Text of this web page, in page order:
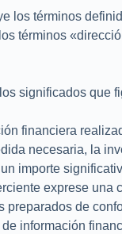
los términos
términos
significados que
financiera
necesaria, la
importe
exprese
preparados de
de información